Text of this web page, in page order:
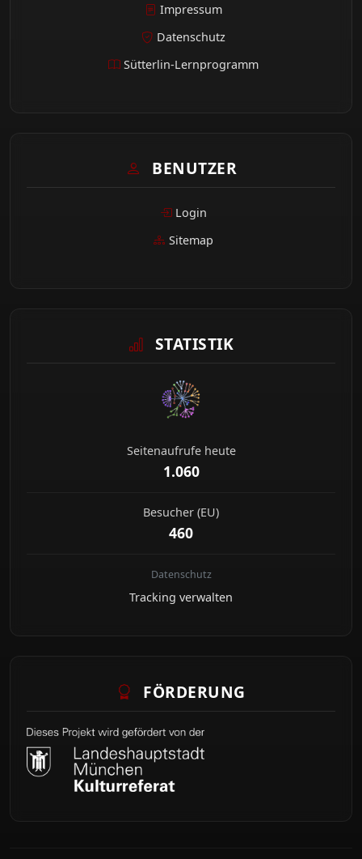
Impressum
Datenschutz
Sütterlin-Lernprogramm
BENUTZER
Login
Sitemap
STATISTIK
Seitenaufrufe heute
1.060
Besucher (EU)
460
Datenschutz
Tracking verwalten
FÖRDERUNG